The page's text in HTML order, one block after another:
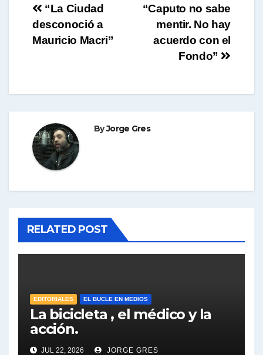
Navegación
de
“Caputo no sabe
mentir. No hay
acuerdo con el
Fondo”
“La Ciudad
desconoció a
Mauricio Macri”
ByJorge Gres
RELATED POST
EDITORIALES EL BUCLE EN MEDIOS
La bicicleta , el médico y la
acción.
JUL 22, 2026 JORGE GRES